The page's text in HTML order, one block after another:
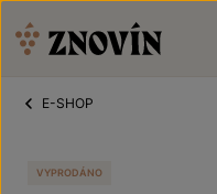
E-SHOP
VYPRODÁNO